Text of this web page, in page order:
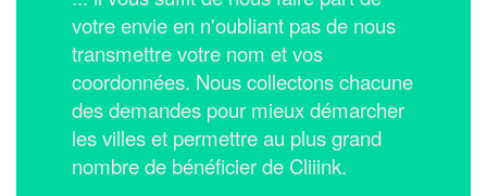
votre envie en n'oubliant pas de nous
transmettre votre nom et vos
coordonnées. Nous collectons chacune
des demandes pour mieux démarcher
les villes et permettre au plus grand
nombre de bénéficier de Cliiink.